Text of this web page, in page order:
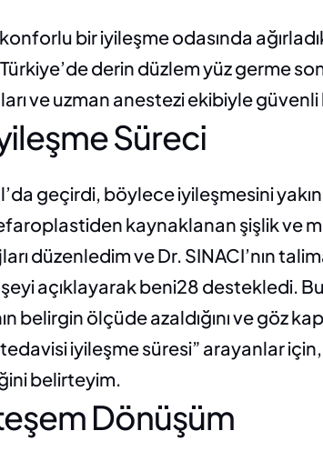
bir iyileşme odasında
derin düzlem yüz germe
ve uzman anestezi ekibiyle
Süreci
geçirdi, böylece iyileşmesini
kaynaklanan şişlik ve
düzenledim ve Dr. SINACI’nın
açıklayarak beni28 destekledi.
belirgin ölçüde azaldığını ve göz
iyileşme süresi” arayanlar
belirteyim.
Dönüşüm